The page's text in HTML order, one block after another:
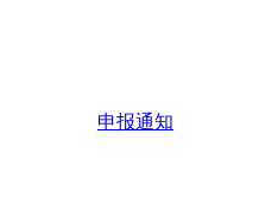
申报通知